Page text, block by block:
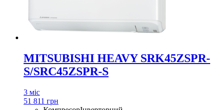
MITSUBISHI HEAVY SRK45ZSPR-
S/SRC45ZSPR-S
3 міс
51 811 грн